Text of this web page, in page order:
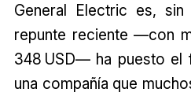
General Electric es, sin
repunte reciente —con
348 USD— ha puesto
una compañía que